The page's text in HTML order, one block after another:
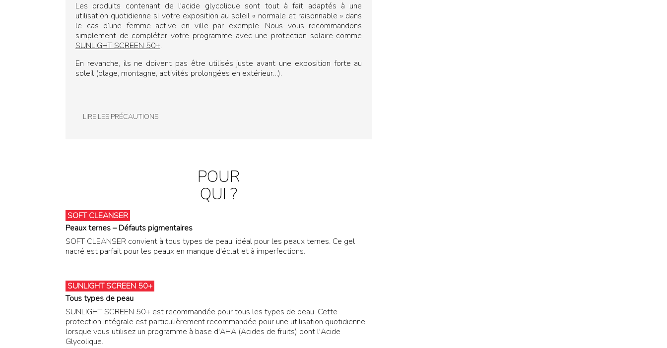
Les produits contenant de l'acide glycolique sont tout à fait adaptés à une
utilisation quotidienne si votre exposition au soleil « normale et raisonnable » dans
le cas d’une femme active en ville par exemple. Nous vous recommandons
simplement de compléter votre programme avec une protection solaire comme
SUNLIGHT SCREEN 50+.
En revanche, ils ne doivent pas être utilisés juste avant une exposition forte au
soleil (plage, montagne, activités prolongées en extérieur…).
LIRE LES PRÉCAUTIONS
POUR
QUI ?
SOFT CLEANSER
Peaux ternes – Défauts pigmentaires
SOFT CLEANSER convient à tous types de peau, idéal pour les peaux ternes. Ce gel
nacré est parfait pour les peaux en manque d'éclat et à imperfections.
SUNLIGHT SCREEN 50+
Tous types de peau
SUNLIGHT SCREEN 50+ est recommandée pour tous les types de peau. Cette
protection intégrale est particulièrement recommandée pour une utilisation quotidienne
lorsque vous utilisez un programme à base d'AHA (Acides de fruits) dont l'Acide
Glycolique.